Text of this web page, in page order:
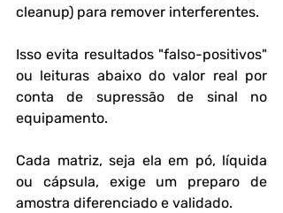
cleanup) para remover interferentes.
Isso evita resultados "falso-positivos"
ou leituras abaixo do valor real por
conta de supressão de sinal no
equipamento.
Cada matriz, seja ela em pó, líquida
ou cápsula, exige um preparo de
amostra diferenciado e validado.